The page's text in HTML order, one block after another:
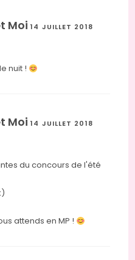
Moi14 JUILLET 2018
nuit !
Moi14 JUILLET 2018
du concours de l'été
attends en MP !